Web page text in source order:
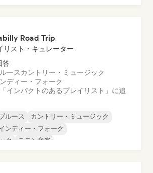
Road Trip
リスト・キュレーター
答
ース カントリー・ミュージック
ディー・フォーク
インパクトのあるプレイリスト」に追
ルース
カントリー・ミュージック
ンディー・フォーク
ク
ラテン音楽